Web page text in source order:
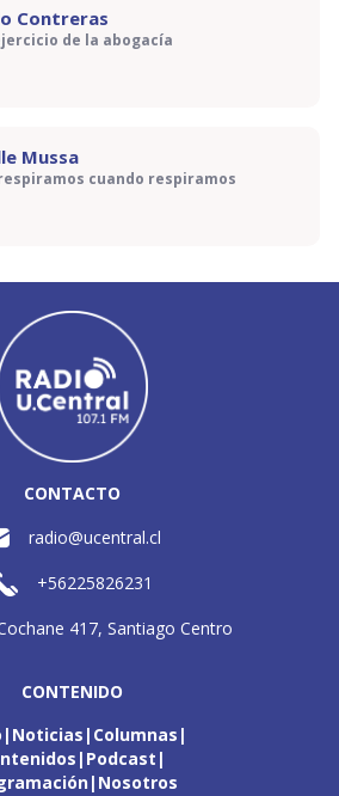
Contreras
de la abogacía
Mussa
cuando respiramos
CONTACTO
radio@ucentral.cl
+56225826231
417, Santiago Centro
CONTENIDO
Noticias Columnas
Podcast
Nosotros